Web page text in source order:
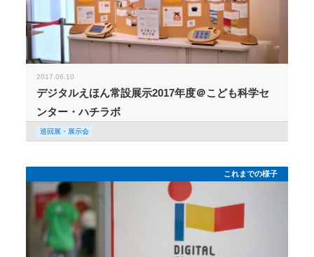
2017.06.10
デジタルえほん常設展示2017年度＠こども科学セ
ンター・ハチラボ
巡回展・展示会
これまでの様子